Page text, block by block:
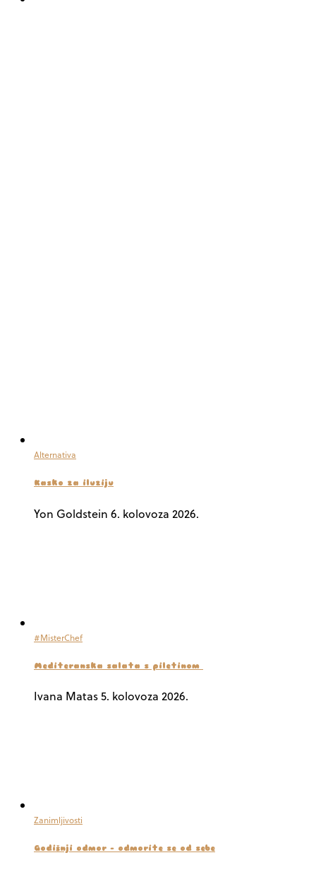
Alternativa
Kasko za iluziju
Yon Goldstein 6. kolovoza 2026.
#MisterChef
Mediteranska salata s piletinom
Ivana Matas5. kolovoza 2026.
Zanimljivosti
Godišnji odmor – odmorite se od sebe